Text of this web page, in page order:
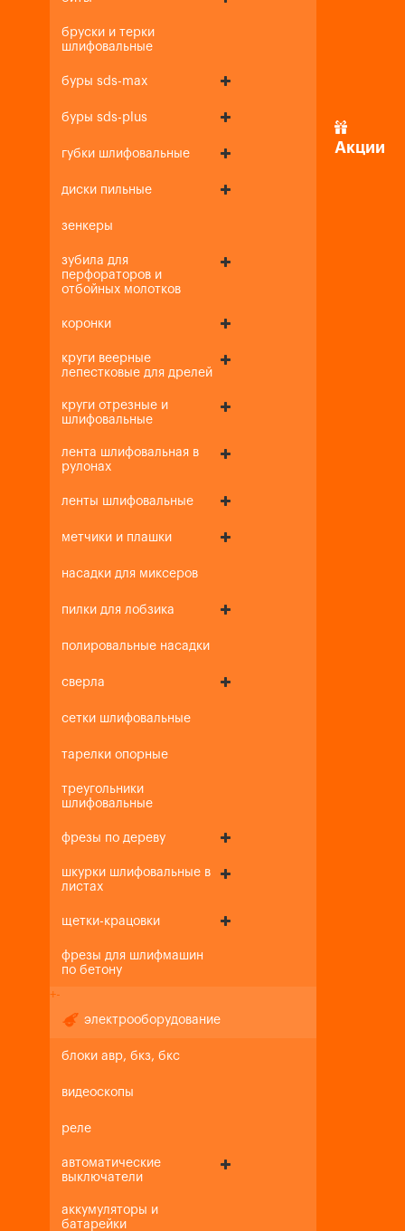
бруски и терки
шлифовальные
буры sds-max
буры sds-plus
губки шлифовальные
диски пильные
зенкеры
зубила для
перфораторов и
отбойных молотков
коронки
круги веерные
лепестковые для дрелей
круги отрезные и
шлифовальные
лента шлифовальная в
рулонах
ленты шлифовальные
метчики и плашки
насадки для миксеров
пилки для лобзика
полировальные насадки
сверла
сетки шлифовальные
тарелки опорные
треугольники
шлифовальные
фрезы по дереву
шкурки шлифовальные в
листах
щетки-крацовки
фрезы для шлифмашин
по бетону
+-
электрооборудование
блоки авр, бкз, бкс
видеоскопы
реле
автоматические
выключатели
аккумуляторы и
батарейки
Акции